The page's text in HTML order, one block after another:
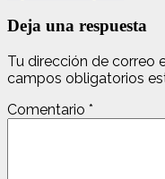
Deja una respuesta
Tu dirección de correo
campos obligatorios
Comentario *